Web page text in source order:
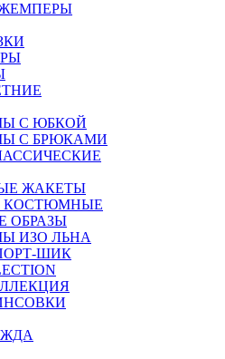
С ЮБКОЙ
С БРЮКАМИ
ЖАКЕТЫ
КОСТЮМНЫЕ
ОБРАЗЫ
ИЗО ЛЬНА
ШИК